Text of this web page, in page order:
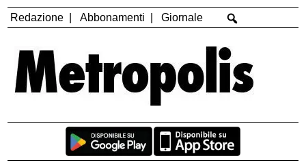
Redazione Abbonamenti Giornale